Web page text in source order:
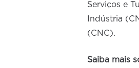
Serviços e
Indústria
(CNC).
Saiba mais